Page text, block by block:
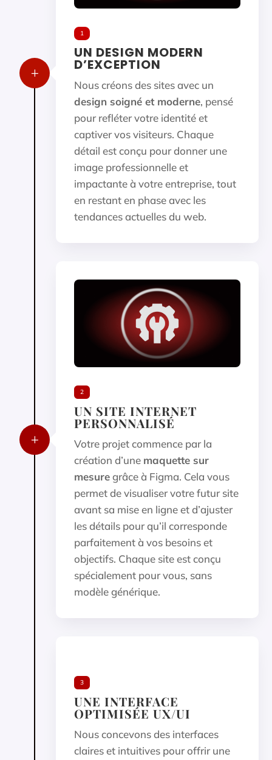
L
1
UN DESIGN MODERN
D’EXCEPTION
Nous créons des sites avec un
design soigné et moderne, pensé
pour refléter votre identité et
captiver vos visiteurs. Chaque
détail est conçu pour donner une
image professionnelle et
impactante à votre entreprise, tout
en restant en phase avec les
tendances actuelles du web.
L
2
UN SITE INTERNET
PERSONNALISÉ
Votre projet commence par la
création d’une maquette sur
mesuregrâce à Figma. Cela vous
permet de visualiser votre futur site
avant sa mise en ligne et d’ajuster
les détails pour qu’il corresponde
parfaitement à vos besoins et
objectifs. Chaque site est conçu
spécialement pour vous, sans
modèle générique.
3
UNE INTERFACE
OPTIMISÉE UX/UI
Nous concevons des interfaces
claires et intuitives pour offrir une